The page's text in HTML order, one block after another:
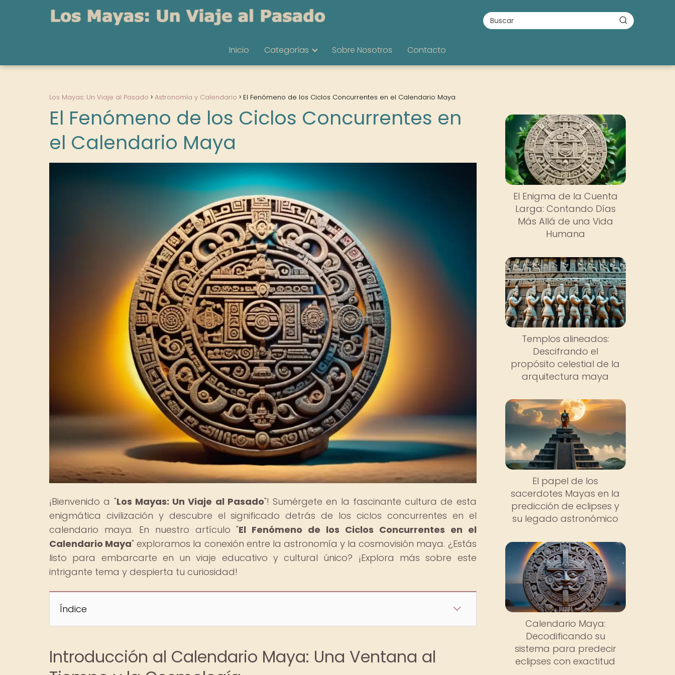
Inicio Categorías Sobre Nosotros Contacto
Los Mayas: Un Viaje al Pasado Astronomía y Calendario El Fenómeno de los Ciclos Concurrentes en el Calendario Maya
El Fenómeno de los Ciclos Concurrentes en
el Calendario Maya
¡Bienvenido a "Los Mayas: Un Viaje al Pasado"! Sumérgete en la fascinante cultura de esta
enigmática civilización y descubre el significado detrás de los ciclos concurrentes en el
calendario maya. En nuestro artículo "El Fenómeno de los Ciclos Concurrentes en el
Calendario Maya" exploramos la conexión entre la astronomía y la cosmovisión maya. ¿Estás
listo para embarcarte en un viaje educativo y cultural único? ¡Explora más sobre este
intrigante tema y despierta tu curiosidad!
Índice
Introducción al Calendario Maya: Una Ventana al
El Enigma de la Cuenta
Larga: Contando Días
Más Allá de una Vida
Humana
Templos alineados:
Descifrando el
propósito celestial de la
arquitectura maya
El papel de los
sacerdotes Mayas en la
predicción de eclipses y
su legado astronómico
Calendario Maya:
Decodificando su
sistema para predecir
eclipses con exactitud